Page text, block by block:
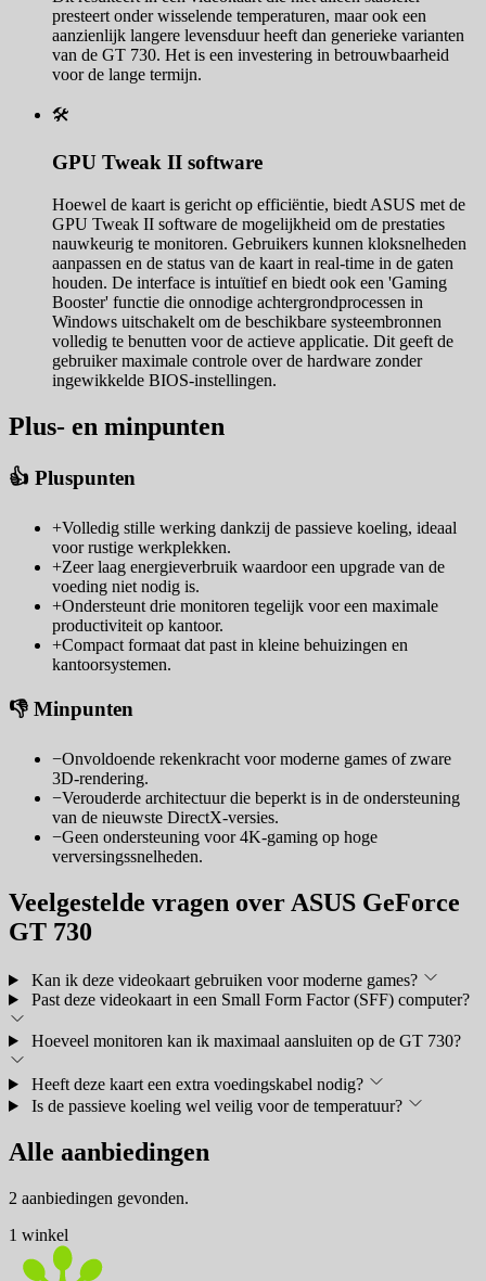
presteert onder wisselende temperaturen, maar ook een
aanzienlijk langere levensduur heeft dan generieke varianten
van de GT 730. Het is een investering in betrouwbaarheid
voor de lange termijn.
🛠️
GPU Tweak II software
Hoewel de kaart is gericht op efficiëntie, biedt ASUS met de
GPU Tweak II software de mogelijkheid om de prestaties
nauwkeurig te monitoren. Gebruikers kunnen kloksnelheden
aanpassen en de status van de kaart in real-time in de gaten
houden. De interface is intuïtief en biedt ook een 'Gaming
Booster' functie die onnodige achtergrondprocessen in
Windows uitschakelt om de beschikbare systeembronnen
volledig te benutten voor de actieve applicatie. Dit geeft de
gebruiker maximale controle over de hardware zonder
ingewikkelde BIOS-instellingen.
Plus- en minpunten
👍 Pluspunten
+Volledig stille werking dankzij de passieve koeling, ideaal
voor rustige werkplekken.
+Zeer laag energieverbruik waardoor een upgrade van de
voeding niet nodig is.
+Ondersteunt drie monitoren tegelijk voor een maximale
productiviteit op kantoor.
+Compact formaat dat past in kleine behuizingen en
kantoorsystemen.
👎 Minpunten
−Onvoldoende rekenkracht voor moderne games of zware
3D-rendering.
−Verouderde architectuur die beperkt is in de ondersteuning
van de nieuwste DirectX-versies.
−Geen ondersteuning voor 4K-gaming op hoge
verversingssnelheden.
Veelgestelde vragen over ASUS GeForce
GT 730
Kan ik deze videokaart gebruiken voor moderne games?
Past deze videokaart in een Small Form Factor (SFF) computer?
Hoeveel monitoren kan ik maximaal aansluiten op de GT 730?
Heeft deze kaart een extra voedingskabel nodig?
Is de passieve koeling wel veilig voor de temperatuur?
Alle aanbiedingen
2 aanbiedingen gevonden.
1 winkel